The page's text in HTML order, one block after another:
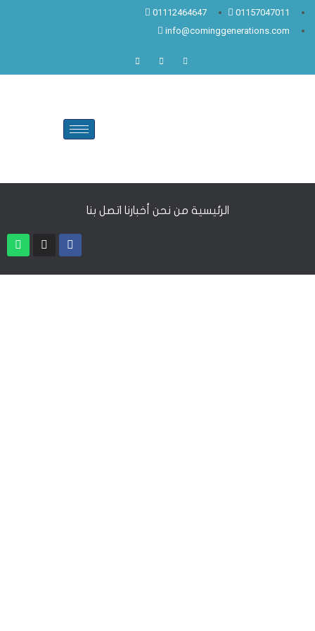
01157047011
01112464647
info@cominggenerations.com
الرئيسية من نحن أخبارنا اتصل بنا